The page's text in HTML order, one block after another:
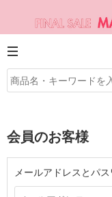
会員のお客様
メールアドレスとパ